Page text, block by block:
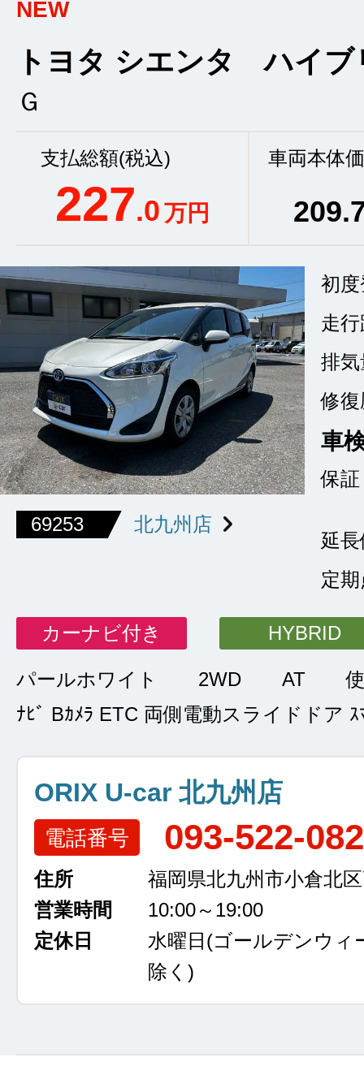
NEW
トヨタ シエンタ ハイブ
Ｇ
支払総額(税込)
227.0万円
車両本体
209
69253 北九州店
初
走
排気
修復
車
保証
延
定
カーナビ付き HYBRID
パールホワイト 2WD AT
ﾅﾋﾞ Bｶﾒﾗ ETC 両側電動スライドドア ｽ
ORIX U-car 北九州店
電話番号 093-522-
住所
福岡県北九州市小倉北
営業時間
10:00～19:00
定休日
水曜日 (ゴールデンウィ
除く)